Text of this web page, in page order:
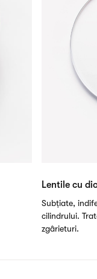
Lentile cu
Subțiate,
cilindrului.
zgârieturi.